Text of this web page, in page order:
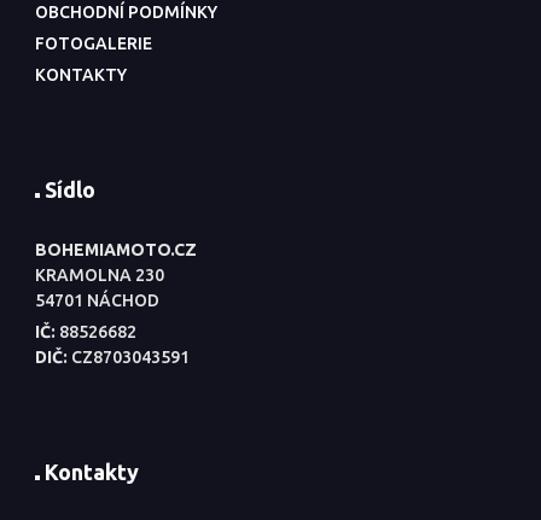
OBCHODNÍ PODMÍNKY
FOTOGALERIE
KONTAKTY
Sídlo
BOHEMIAMOTO.CZ
KRAMOLNA 230
54701 NÁCHOD
IČ: 88526682
DIČ: CZ8703043591
Kontakty